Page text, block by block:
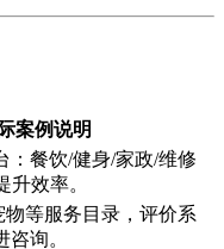
案例说明
：餐饮/健身/家政/维修
升效率。
等服务目录，评价系
询。